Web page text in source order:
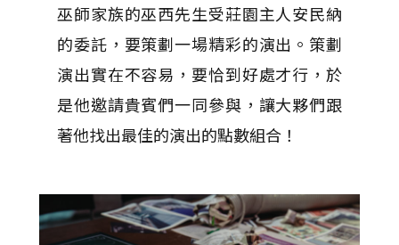
巫師家族的巫西先生受莊園主人安民納
的委託，要策劃一場精彩的演出。策劃
演出實在不容易，要恰到好處才行，於
是他邀請貴賓們一同參與，讓大夥們跟
著他找出最佳的演出的點數組合！